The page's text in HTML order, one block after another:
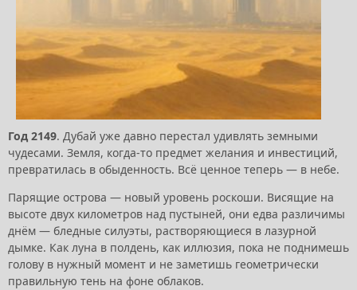
Год 2149. Дубай уже давно перестал удивлять земными
чудесами. Земля, когда-то предмет желания и инвестиций,
превратилась в обыденность. Всё ценное теперь — в небе.
Парящие острова — новый уровень роскоши. Висящие на
высоте двух километров над пустыней, они едва различимы
днём — бледные силуэты, растворяющиеся в лазурной
дымке. Как луна в полдень, как иллюзия, пока не поднимешь
голову в нужный момент и не заметишь геометрически
правильную тень на фоне облаков.